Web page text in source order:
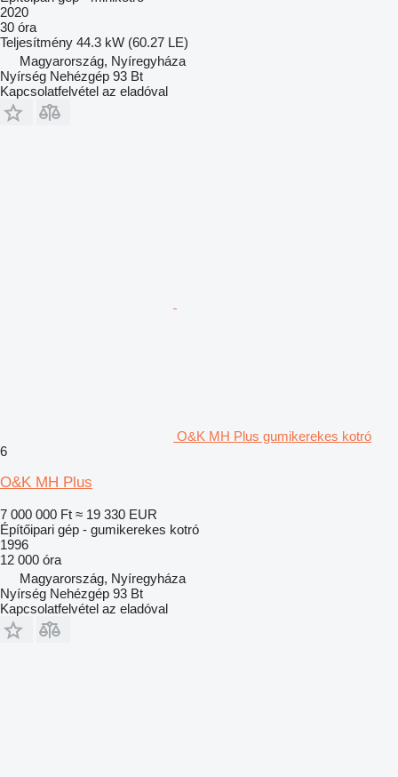
2020
30 óra
Teljesítmény 44.3 kW (60.27 LE)
Magyarország, Nyíregyháza
Nyírség Nehézgép 93 Bt
Kapcsolatfelvétel az eladóval
O&K MH Plus gumikerekes kotró
6
O&K MH Plus
7 000 000 Ft ≈ 19 330 EUR
Építőipari gép - gumikerekes kotró
1996
12 000 óra
Magyarország, Nyíregyháza
Nyírség Nehézgép 93 Bt
Kapcsolatfelvétel az eladóval